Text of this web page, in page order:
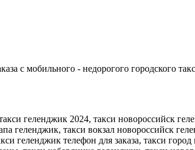
с мобильного - недорогого городского
геленджик 2024, такси новороссийск
геленджик, такси вокзал новороссийск
геленджик телефон для заказа, такси